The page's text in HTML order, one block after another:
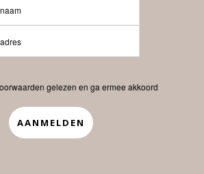
Pro.nl
Contact
APP
gelezen en ga ermee akkoord